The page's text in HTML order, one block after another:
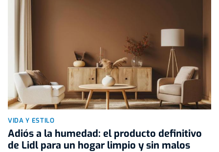
VIDA Y ESTILO
Adiós a la humedad: el producto definitivo
de Lidl para un hogar limpio y sin malos